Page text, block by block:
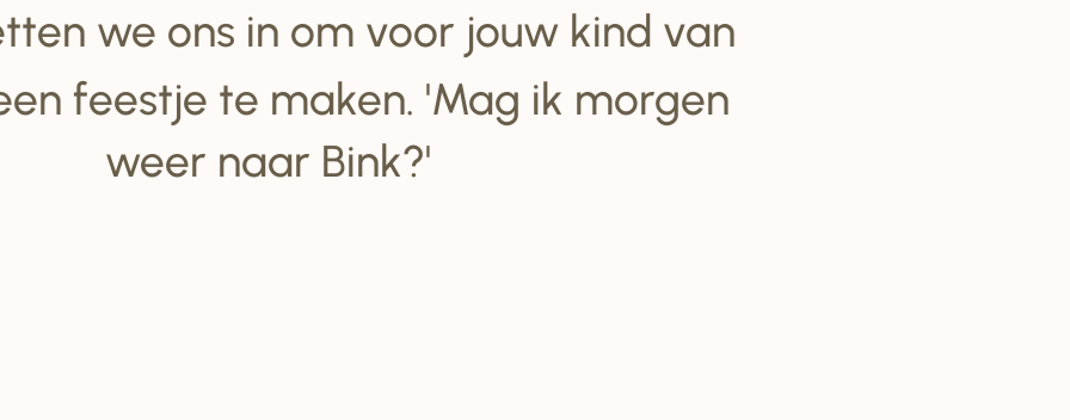
we ons in om voor jouw kind van
feestje te maken. 'Mag ik morgen
weer naar Bink?'